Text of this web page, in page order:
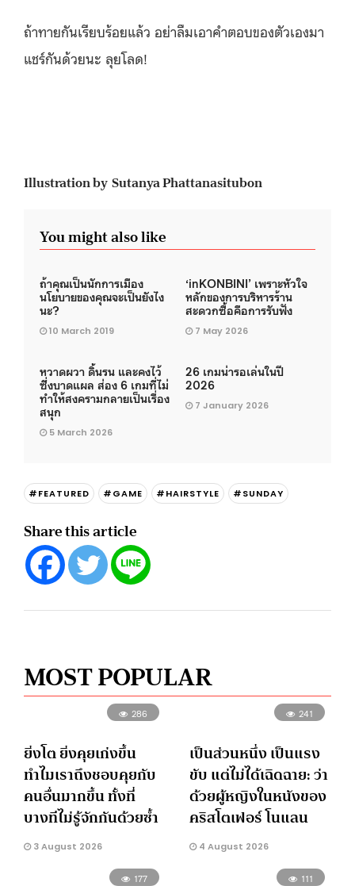
ถ้าทายกันเรียบร้อยแล้ว อย่าลืมเอาคำตอบของตัวเองมา
แชร์กันด้วยนะ ลุยโลด!
Illustration by Sutanya Phattanasitubon
You might also like
ถ้าคุณเป็นนักการเมือง
นโยบายของคุณจะเป็นยังไง
นะ?
10 March 2019
‘inKONBINI’ เพราะหัวใจ
หลักของการบริหารร้าน
สะดวกซื้อคือการรับฟัง
7 May 2026
หวาดผวา ดิ้นรน และคงไว้
ซึ่งบาดแผล ส่อง 6 เกมที่ไม่
ทำให้สงครามกลายเป็นเรื่อง
สนุก
5 March 2026
26 เกมน่ารอเล่นในปี
2026
7 January 2026
#FEATURED #GAME #HAIRSTYLE #SUNDAY
Share this article
MOST POPULAR
286
ยิ่งโต ยิ่งคุยเก่งขึ้น
ทำไมเราถึงชอบคุยกับ
คนอื่นมากขึ้น ทั้งที่
บางทีไม่รู้จักกันด้วยซ้ำ
3 August 2026
241
เป็นส่วนหนึ่ง เป็นแรง
ขับ แต่ไม่ได้เฉิดฉาย: ว่า
ด้วยผู้หญิงในหนังของ
คริสโตเฟอร์ โนแลน
4 August 2026
177 111